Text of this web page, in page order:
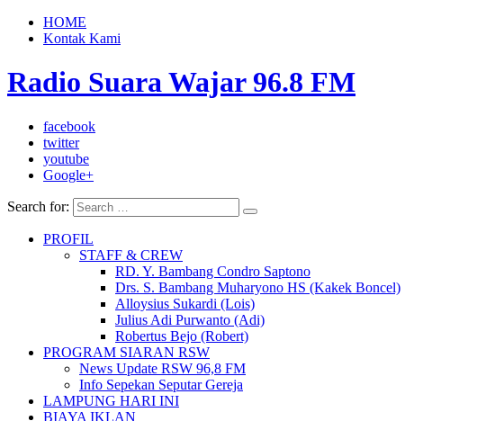
HOME
Kontak Kami
Radio Suara Wajar 96.8 FM
facebook
twitter
youtube
Google+
Search for:
PROFIL
STAFF & CREW
RD. Y. Bambang Condro Saptono
Drs. S. Bambang Muharyono HS (Kakek Boncel)
Alloysius Sukardi (Lois)
Julius Adi Purwanto (Adi)
Robertus Bejo (Robert)
PROGRAM SIARAN RSW
News Update RSW 96,8 FM
Info Sepekan Seputar Gereja
LAMPUNG HARI INI
BIAYA IKLAN